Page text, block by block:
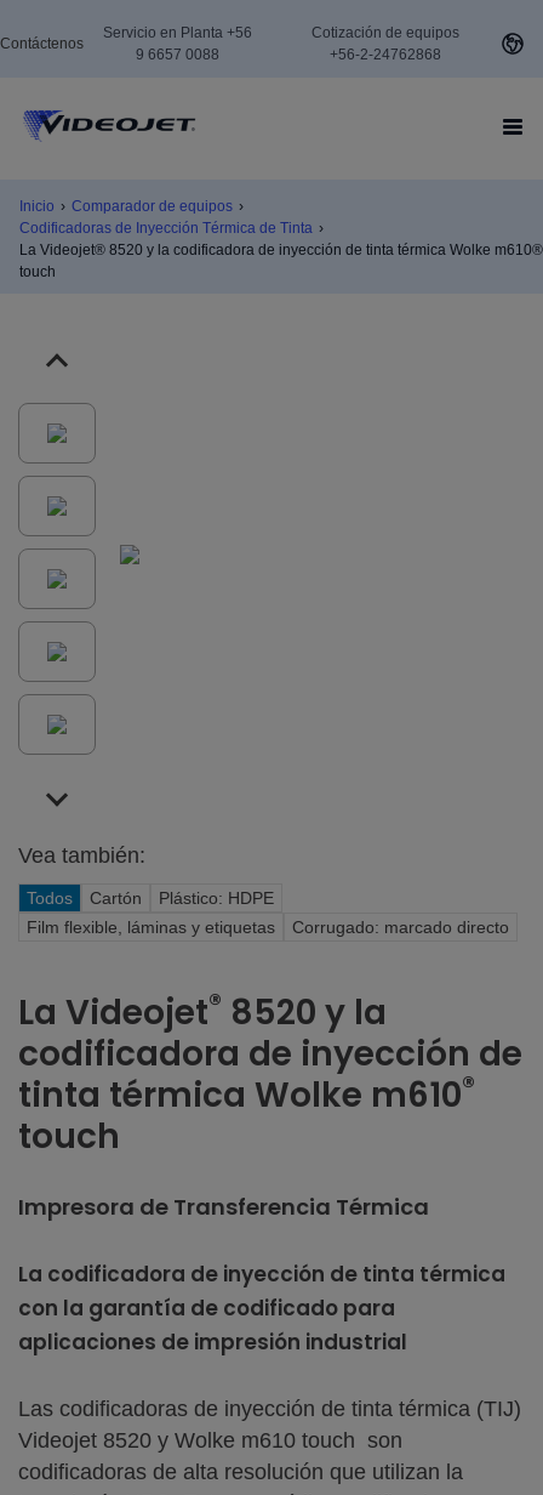
Contáctenos
Servicio en Planta +56
9 6657 0088
Cotización de equipos
+56-2-24762868
Inicio › Comparador de equipos ›
Codificadoras de Inyección Térmica de Tinta ›
La Videojet® 8520 y la codificadora de inyección de tinta térmica Wolke m610®
touch
Vea también:
Todos Cartón
Plástico: HDPE
Film flexible, láminas y etiquetas
Corrugado: marcado directo
La Videojet® 8520 y la
codificadora de inyección de
tinta térmica Wolke m610®
touch
Impresora de Transferencia Térmica
La codificadora de inyección de tinta térmica
con la garantía de codificado para
aplicaciones de impresión industrial
Las codificadoras de inyección de tinta térmica (TIJ)
Videojet 8520 y Wolke m610 touch son
codificadoras de alta resolución que utilizan la